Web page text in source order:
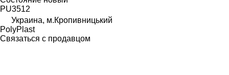
PU3512
Украина, м.Кропивницький
PolyPlast
Связаться с продавцом